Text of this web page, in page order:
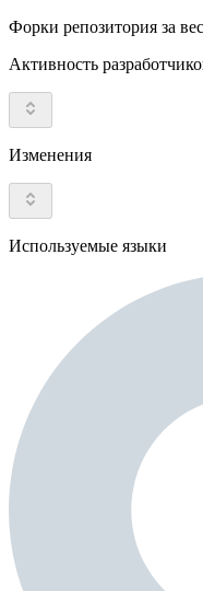
Форки репозитория за
Активность
Изменения
Используемые языки